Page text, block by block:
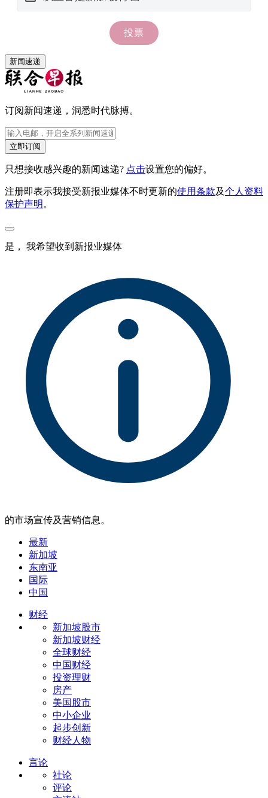
新闻速递
订阅新闻速递，洞悉时代脉搏。
立即订阅
只想接收感兴趣的新闻速递? 点击设置您的偏好。
注册即表示我接受新报业媒体不时更新的使用条款及个人资料
保护声明 。
是， 我希望收到新报业媒体
的市场宣传及营销信息。
最新
新加坡
东南亚
国际
中国
财经
新加坡股市
新加坡财经
全球财经
中国财经
投资理财
房产
美国股市
中小企业
起步创新
财经人物
言论
社论
评论